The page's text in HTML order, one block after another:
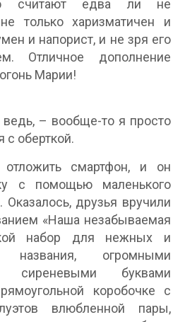
считают едва ли не
только харизматичен и
и напорист, и не зря его
Отличное дополнение
Марии!
– вообще-то я просто
с оберткой.
смартфон, и он
с помощью маленького
Оказалось, друзья вручили
«Наша незабываемая
набор для нежных и
названия, огромными
сиреневыми буквами
коробочке с
влюбленной пары,